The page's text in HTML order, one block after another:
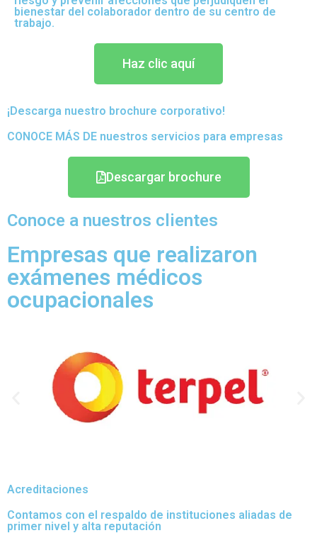
bienestar del colaborador dentro de su centro de
trabajo.
Haz clic aquí
¡Descarga nuestro brochure corporativo!
CONOCE MÁS DE nuestros servicios para empresas
Descargar brochure
Conoce a nuestros clientes
Empresas que realizaron
exámenes médicos
ocupacionales
Acreditaciones
Contamos con el respaldo de instituciones aliadas de
primer nivel y alta reputación